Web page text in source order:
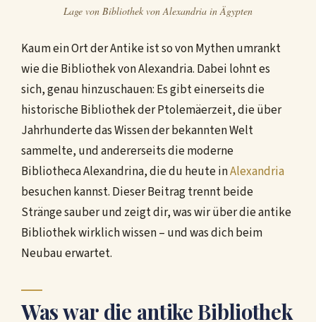
Lage von Bibliothek von Alexandria in Ägypten
Kaum ein Ort der Antike ist so von Mythen umrankt
wie die Bibliothek von Alexandria. Dabei lohnt es
sich, genau hinzuschauen: Es gibt einerseits die
historische Bibliothek der Ptolemäerzeit, die über
Jahrhunderte das Wissen der bekannten Welt
sammelte, und andererseits die moderne
Bibliotheca Alexandrina, die du heute inAlexandria
besuchen kannst. Dieser Beitrag trennt beide
Stränge sauber und zeigt dir, was wir über die antike
Bibliothek wirklich wissen – und was dich beim
Neubau erwartet.
Was war die antike Bibliothek